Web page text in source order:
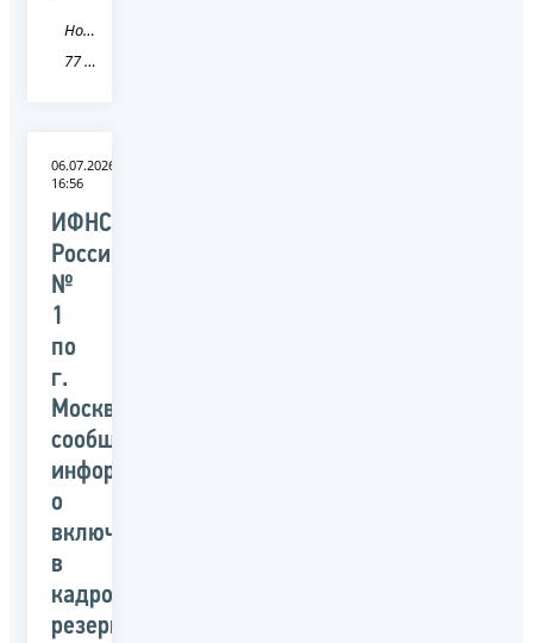
Новость
77 город Москва
06.07.2026
16:56
ИФНС
России
№
1
по
г.
Москве
сообщает
информацию
о
включении
в
кадровый
резерв